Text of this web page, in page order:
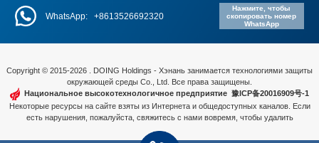
WhatsApp: +8613526692320
Нажмите, чтобы
скопировать номер
WhatsApp
Copyright © 2015-2026 . DOING Holdings - Хэнань занимается технологиями защиты
окружающей среды Co., Ltd. Все права защищены.
Национальное высокотехнологичное предприятие 豫ICP备20016909号-1
Некоторые ресурсы на сайте взяты из Интернета и общедоступных каналов. Если
есть нарушения, пожалуйста, свяжитесь с нами вовремя, чтобы удалить